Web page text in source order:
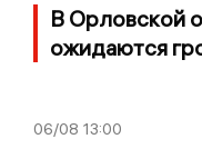
В Орловской
ожидаются
06/08 13:00